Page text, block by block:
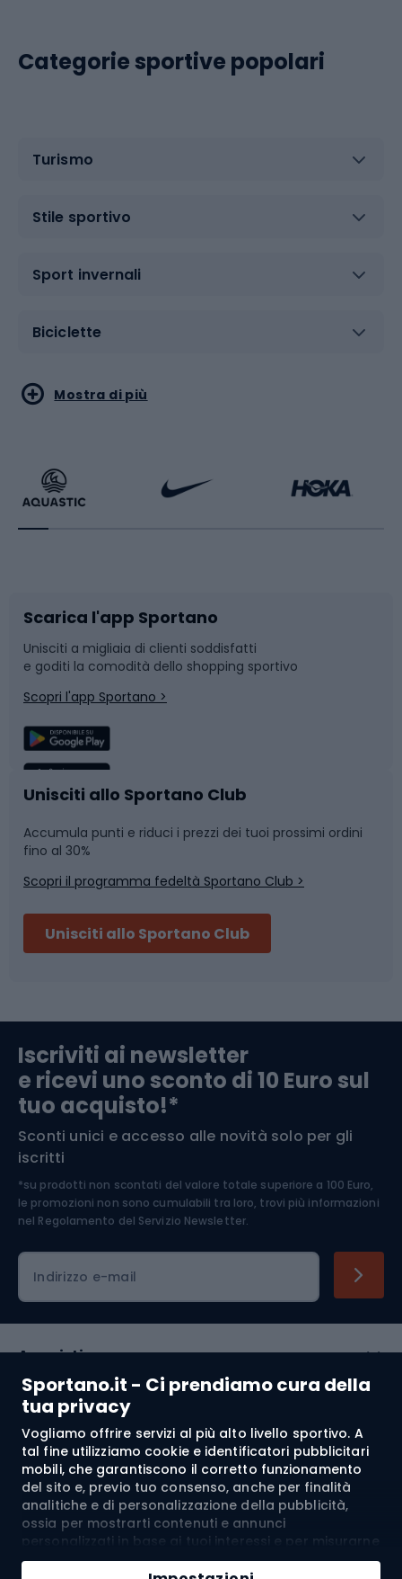
Sportano.it - Ci prendiamo cura della
tua privacy
Vogliamo offrire servizi al più alto livello sportivo. A
tal fine utilizziamo cookie e identificatori pubblicitari
mobili, che garantiscono il corretto funzionamento
del sito e, previo tuo consenso, anche per finalità
analitiche e di personalizzazione della pubblicità,
ossia per mostrarti contenuti e annunci
personalizzati in base ai tuoi interessi e per misurarne
l’efficacia. I cookie e gli identificatori pubblicitari
Categorie sportive popolari
Turismo
Stile sportivo
Sport invernali
Biciclette
Sport acquatici
Bikepacking
Bushcraft
Corsa
Sport di squadra
Caschi da ciclismo
Skitouring
Abbigliamento da escursionismo
Sport di arti marziali
Sport con le racchette
Slitte e slittini
Snowboard
Camminata nordica
Nuoto
Pattinaggio
Componenti per biciclette
Arrampicata
Medicina dello sport
Abbigliamento ciclistico
Mostra di più
Scarica l'app Sportano
Unisciti a migliaia di clienti soddisfatti
e goditi la comodità dello shopping sportivo
Scopri l'app Sportano >
Unisciti allo Sportano Club
Accumula punti e riduci i prezzi dei tuoi prossimi ordini
fino al 30%
Scopri il programma fedeltà Sportano Club >
Unisciti allo Sportano Club
Iscriviti ai newsletter
e ricevi uno sconto di 10 Euro sul
tuo acquisto!*
Sconti unici e accesso alle novità solo per gli
iscritti
*su prodotti non scontati del valore totale superiore a 100 Euro,
le promozioni non sono cumulabili tra loro, trovi più informazioni
nel Regolamento del Servizio Newsletter.
Indirizzo e-mail
Acquisti
Servizio clienti
Regolamento
Chi siamo